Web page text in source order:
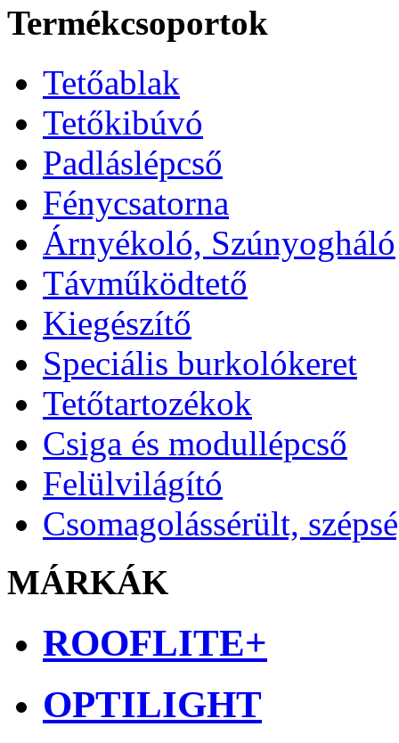
Termékcsoportok
Tetőablak
Tetőkibúvó
Padláslépcső
Fénycsatorna
Árnyékoló, Szúnyogháló
Távműködtető
Kiegészítő
Speciális burkolókeret
Tetőtartozékok
Csiga és modullépcső
Felülvilágító
Csomagolássérült,
MÁRKÁK
ROOFLITE+
OPTILIGHT